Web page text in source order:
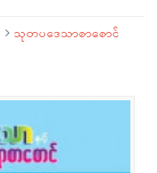
သုတပဒေသာစာစောင်